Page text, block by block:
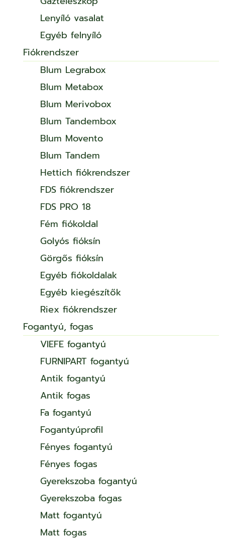
Lenyíló vasalat
Egyéb felnyíló
Fiókrendszer
Blum Legrabox
Blum Metabox
Blum Merivobox
Blum Tandembox
Blum Movento
Blum Tandem
Hettich fiókrendszer
FDS fiókrendszer
FDS PRO 18
Fém fiókoldal
Golyós fióksín
Görgős fióksín
Egyéb fiókoldalak
Egyéb kiegészítők
Riex fiókrendszer
Fogantyú, fogas
VIEFE fogantyú
FURNIPART fogantyú
Antik fogantyú
Antik fogas
Fa fogantyú
Fogantyúprofil
Fényes fogantyú
Fényes fogas
Gyerekszoba fogantyú
Gyerekszoba fogas
Matt fogantyú
Matt fogas